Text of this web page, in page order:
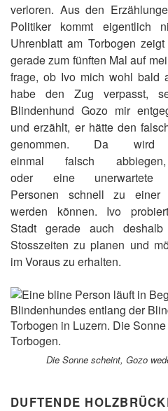
verloren. Aus den
Politiker kommt eigentlich
Uhrenblatt am Torbogen
gerade zum fünften Mal auf
frage, ob Ivo mich wohl bald
habe den Zug verpasst,
Blindenhund Gozo mir
und erzählt, er hätte den
genommen. Da
einmal falsch
oder eine
Personen schnell zu einer
werden können. Ivo
Stadt gerade auch
Stosszeiten zu planen und
im Voraus zu erhalten.
Die Sonne scheint, Gozo
DUFTENDE